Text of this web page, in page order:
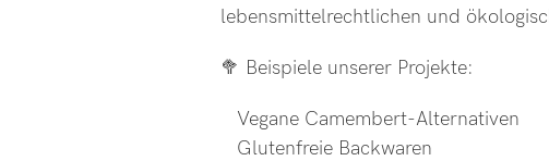
lebensmittelrechtlichen und
🥦 Beispiele unserer Projekte:
Vegane Camembert-Alternativen
Glutenfreie Backwaren